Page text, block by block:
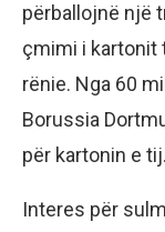
përballojnë një
çmimi i kartonit
rënie. Nga 60
Borussia
për kartonin e tij.
Interes për